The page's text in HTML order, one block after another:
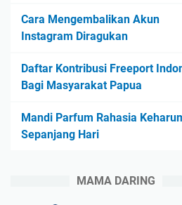
Cara Mengembalikan Akun
Instagram Diragukan
Daftar Kontribusi Freeport
Bagi Masyarakat Papua
Mandi Parfum Rahasia
Sepanjang Hari
MAMA DARING